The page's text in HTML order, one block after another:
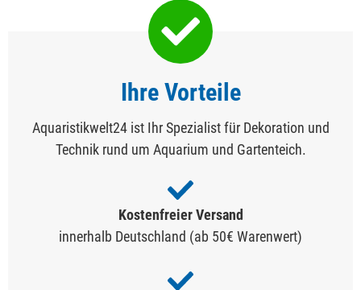
Ihre Vorteile
Aquaristikwelt24 ist Ihr Spezialist für Dekoration und
Technik rund um Aquarium und Gartenteich.
Kostenfreier Versand
innerhalb Deutschland (ab 50€ Warenwert)